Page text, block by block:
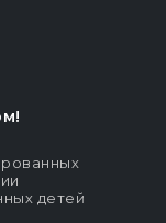
детей